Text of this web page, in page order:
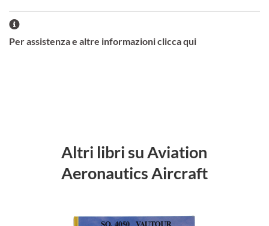
Per assistenza e altre informazioni clicca qui
Altri libri su Aviation
Aeronautics Aircraft